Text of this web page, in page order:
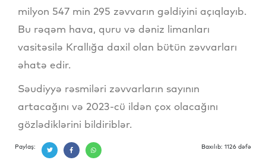
milyon 547 min 295 zəvvarın gəldiyini açıqlayıb.
Bu rəqəm hava, quru və dəniz limanları
vasitəsilə Krallığa daxil olan bütün zəvvarları
əhatə edir.
Səudiyyə rəsmiləri zəvvarların sayının
artacağını və 2023-cü ildən çox olacağını
gözlədiklərini bildiriblər.
Paylaş: Baxılıb: 1126 dəfə